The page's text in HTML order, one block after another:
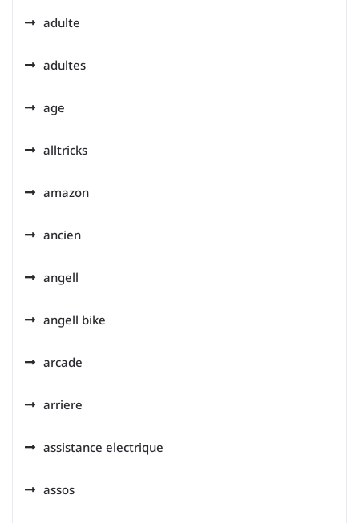
adulte
adultes
age
alltricks
amazon
ancien
angell
angell bike
arcade
arriere
assistance electrique
assos